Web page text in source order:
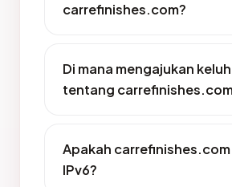
carrefinishes.com?
Di mana mengajukan
tentang
Apakah carrefinishes.com
IPv6?